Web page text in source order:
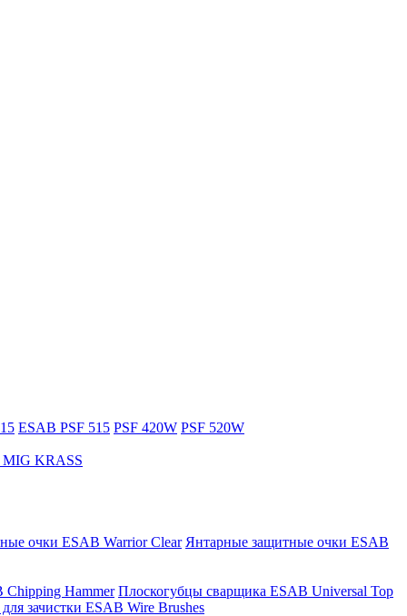
ESAB PSF 515 PSF 420W PSF 520W
MIG KRASS
очки ESAB Warrior Clear Янтарные защитные очки ESAB
Hammer Плоскогубцы сварщика ESAB Universal Top
зачистки ESAB Wire Brushes